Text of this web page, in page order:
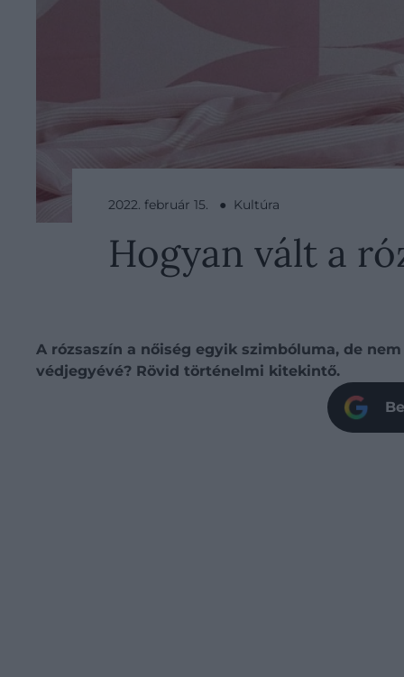
2022. február 15. ● Kultúra
Hogyan vált a
A rózsaszín a nőiség egyik szimbóluma, de
védjegyévé? Rövid történelmi kitekintő.